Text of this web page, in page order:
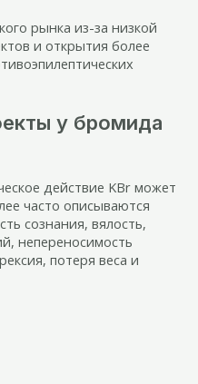
рынка из-за низкой
и открытия более
у бромида
действие KBr может
часто описываются
сознания, вялость,
непереносимость
потеря веса и